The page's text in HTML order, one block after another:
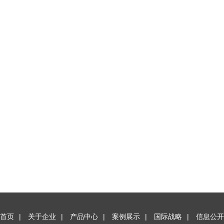
首页 | 关于企业 | 产品中心 | 案例展示 | 国际战略 | 信息公开